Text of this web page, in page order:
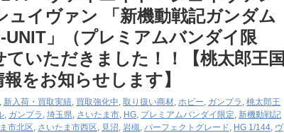
ュイヴァン ​「新機動戦記ガンダム
UNIT」（​プレミアムバンダイ限
ていただきました！！【桃太郎王国
をお知らせします】
, 新入荷・買取実績, 買取強化中, 取り扱い商材, ホビー, ガンプラ , 桃太郎王
, ガンプラ , 埼玉県, さいたま市, HG, ​プレミアムバンダイ限定, 新機動戦記
市北区, さいたま市西区, 見沼, 岩槻, パーフェクトグレード, HG ​1/144, ヴ